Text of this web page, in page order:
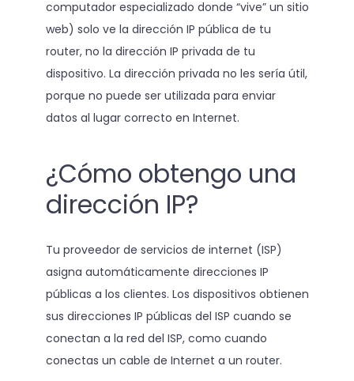
computador especializado donde “vive” un sitio
web) solo ve la dirección IP pública de tu
router, no la dirección IP privada de tu
dispositivo. La dirección privada no les sería útil,
porque no puede ser utilizada para enviar
datos al lugar correcto en Internet.
¿Cómo obtengo una
dirección IP?
Tu proveedor de servicios de internet (ISP)
asigna automáticamente direcciones IP
públicas a los clientes. Los dispositivos obtienen
sus direcciones IP públicas del ISP cuando se
conectan a la red del ISP, como cuando
conectas un cable de Internet a un router.